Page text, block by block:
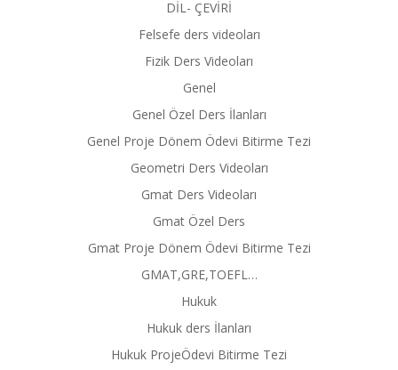
DİL- ÇEVİRİ
Felsefe ders videoları
Fizik Ders Videoları
Genel
Genel Özel Ders İlanları
Genel Proje Dönem Ödevi Bitirme Tezi
Geometri Ders Videoları
Gmat Ders Videoları
Gmat Özel Ders
Gmat Proje Dönem Ödevi Bitirme Tezi
GMAT,GRE,TOEFL…
Hukuk
Hukuk ders İlanları
Hukuk ProjeÖdevi Bitirme Tezi